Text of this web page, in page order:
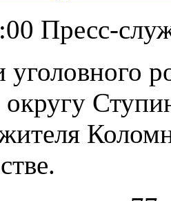
Пресс-
уголовного